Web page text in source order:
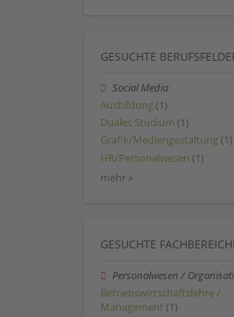
GESUCHTE
Social Media
Ausbildung (1)
Duales Studium (1)
Grafik/Mediengestaltung (1)
HR/Personalwesen (1)
mehr »
GESUCHTE
Personalwesen /
Betriebswirtschaftslehre /
Management (1)